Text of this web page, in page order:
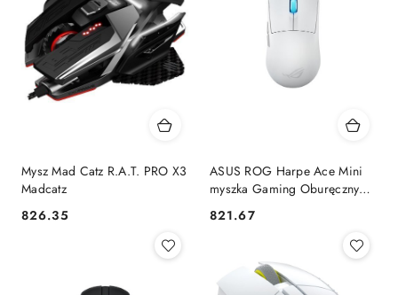
Mysz Mad Catz R.A.T. PRO X3
Madcatz
Cena:
826.35
ASUS ROG Harpe Ace Mini
myszka Gaming Oburęczny
USB Type-C Optyczny 42000
Cena:
821.67